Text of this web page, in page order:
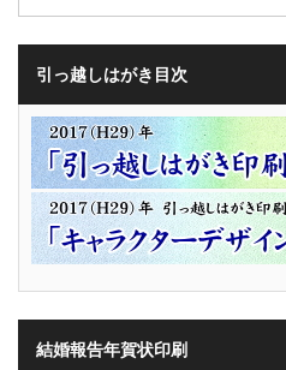
引っ越しはがき目次
結婚報告年賀状印刷